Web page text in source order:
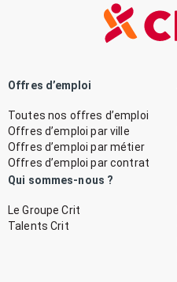
Offres d’emploi
Toutes nos offres d’emploi
Offres d’emploi par ville
Offres d’emploi par métier
Offres d’emploi par contrat
Qui sommes-nous ?
Le Groupe Crit
Talents Crit